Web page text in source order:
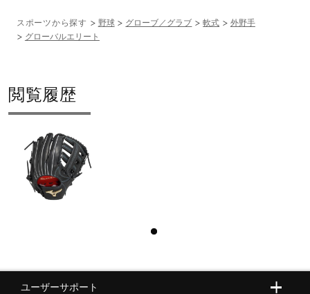
スポーツから探す 野球 グローブ／グラブ 軟式
外野手
グローバルエリート
閲覧履歴
ユーザーサポート